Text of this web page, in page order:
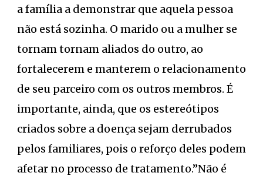
a família a demonstrar que aquela pessoa
não está sozinha. O marido ou a mulher se
tornam tornam aliados do outro, ao
fortalecerem e manterem o relacionamento
de seu parceiro com os outros membros. É
importante, ainda, que os estereótipos
criados sobre a doença sejam derrubados
pelos familiares, pois o reforço deles podem
afetar no processo de tratamento.”Não é